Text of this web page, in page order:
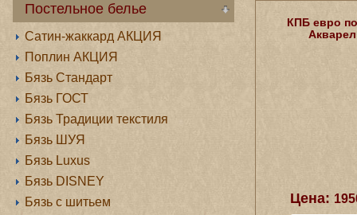
КПБ евро
Цена:
Постельное белье
Сатин-жаккард АКЦИЯ
Поплин АКЦИЯ
Бязь Стандарт
Бязь ГОСТ
Бязь Традиции текстиля
Бязь ШУЯ
Бязь Luxus
Бязь DISNEY
Бязь с шитьем